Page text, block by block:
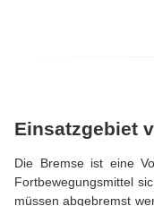
Einsatzgebiet
Die Bremse ist eine
Fortbewegungsmittel
müssen abgebremst